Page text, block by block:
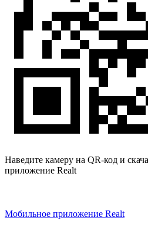
Наведите камеру на QR-код и
приложение Realt
Мобильное приложение Realt